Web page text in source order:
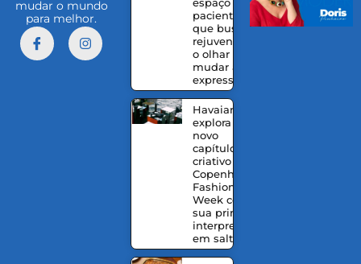
mudar o mundo
para melhor.
pacientes
que buscam
rejuvenescer
o olhar sem
mudar a
expressão
Havaianas
explora um
novo
capítulo
criativo na
Copenhagen
Fashion
Week com
sua primeira
interpretação
em salto